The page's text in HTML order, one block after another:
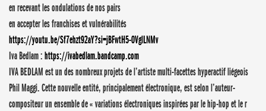
en recevant les ondulations de nos pairs
en accepter les franchises et vulnérabilités
https://youtu.be/Sf7ehzt92aY?si=jBFwtH5-0VglLNMv
Iva Bedlam :https://ivabedlam.bandcamp.com
IVA BEDLAM est un des nombreux projets de l’artiste multi-facettes hyperactif liégeois
Phil Maggi. Cette nouvelle entité, principalement électronique, est selon l’auteur-
compositeur un ensemble de « variations électroniques inspirées par le hip-hop et le r